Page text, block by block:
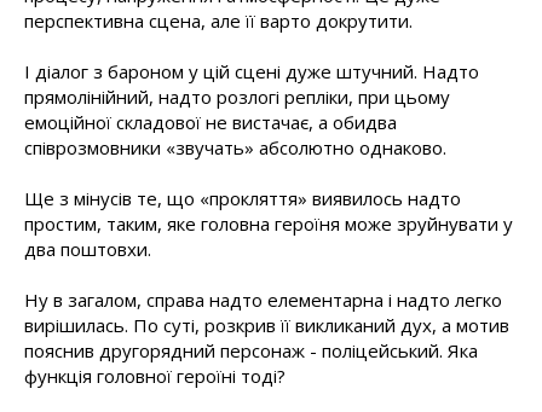
перспективна сцена, але її варто докрутити.
І діалог з бароном у цій сцені дуже штучний. Надто
прямолінійний, надто розлогі репліки, при цьому
емоційної складової не вистачає, а обидва
співрозмовники «звучать» абсолютно однаково.
Ще з мінусів те, що «прокляття» виявилось надто
простим, таким, яке головна героїня може зруйнувати у
два поштовхи.
Ну в загалом, справа надто елементарна і надто легко
вирішилась. По суті, розкрив її викликаний дух, а мотив
пояснив другорядний персонаж - поліцейський. Яка
функція головної героїні тоді?